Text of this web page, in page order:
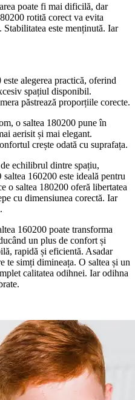
poate fi mai dificilă, dar
rotită corect va evita
este menținută. Iar
alegerea practică, oferind
spațiul disponibil.
păstrează proporțiile corecte.
o saltea 180200 pune în
aerisit și mai elegant.
crește odată cu suprafața.
echilibrul dintre spațiu,
160200 este ideală pentru
o saltea 180200 oferă libertatea
cu dimensiunea corectă. Iar
160200 poate transforma
un plus de confort și
rapidă și eficientă. Asadar
te simți dimineața. O saltea și un
calitatea odihnei. Iar odihna